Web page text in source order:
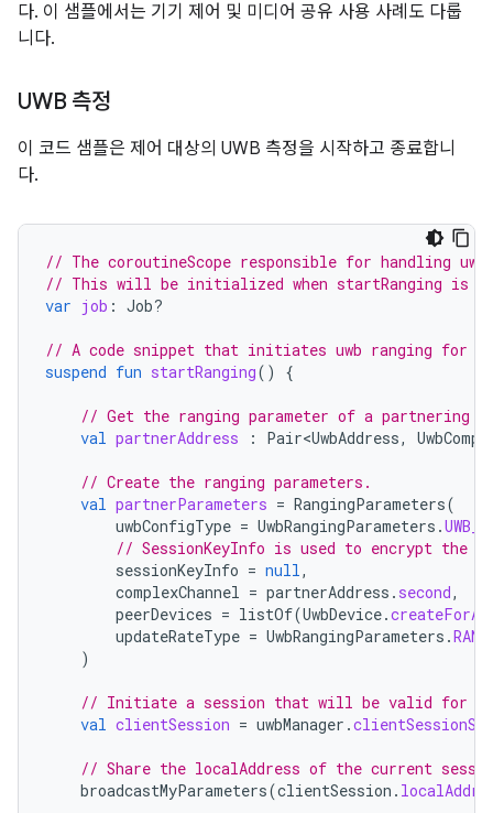
다. 이 샘플에서는 기기 제어 및 미디어 공유 사용 사례도 다룹
니다.
UWB 측정
이 코드 샘플은 제어 대상의 UWB 측정을 시작하고 종료합니
다.
// The coroutineScope responsible for handling
// This will be initialized when startRanging is
var job : Job?
// A code snippet that initiates uwb ranging for a
suspend fun startRanging() {
// Get the ranging parameter of a partnering
val partnerAddress : Pair<UwbAddress,
// Create the ranging parameters.
val partnerParameters = RangingParameters(
uwbConfigType = UwbRangingParameters .
// SessionKeyInfo is used to encrypt the
sessionKeyInfo = null,
complexChannel = partnerAddress . second,
peerDevices = listOf(UwbDevice.
updateRateType = UwbRangingParameters .
)
// Initiate a session that will be valid for a
val clientSession = uwbManager .
// Share the localAddress of the current
broadcastMyParameters(clientSession .